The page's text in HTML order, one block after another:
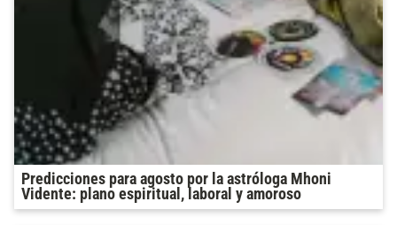
Predicciones para agosto por la astróloga Mhoni
Vidente: plano espiritual, laboral y amoroso